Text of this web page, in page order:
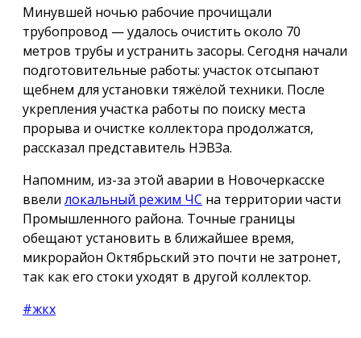
Минувшей ночью рабочие прочищали
трубопровод — удалось очистить около 70
метров трубы и устранить засоры. Сегодня начали
подготовительные работы: участок отсыпают
щебнем для установки тяжёлой техники. После
укрепления участка работы по поиску места
прорыва и очистке коллектора продолжатся,
рассказал представитель НЭВЗа.
Напомним, из-за этой аварии в Новочеркасске
ввели локальный режим ЧС на территории части
Промышленного района. Точные границы
обещают установить в ближайшее время,
микрорайон Октябрьский это почти не затронет,
так как его стоки уходят в другой коллектор.
#жкх